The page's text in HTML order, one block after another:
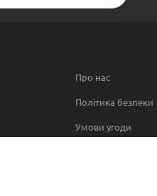
Про нас
Політика безпеки
Умови угоди